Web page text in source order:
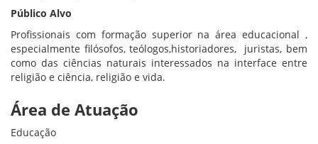
Público Alvo
Profissionais com formação superior na área educacional ,
especialmente filósofos, teólogos,historiadores, juristas, bem
como das ciências naturais interessados na interface entre
religião e ciência, religião e vida.
Área de Atuação
Educação